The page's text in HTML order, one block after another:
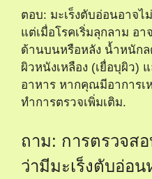
ตอบ: มะเร็งตับอ่อนอาจไ
แต่เมื่อโรคเริ่มลุกลาม อ
ด้านบนหรือหลัง น้ำหนักล
ผิวหนังเหลือง (เยื่อบุผิว)
อาหาร หากคุณมีอาการเ
ทำการตรวจเพิ่มเติม.
ถาม: การตรวจส
ว่ามีมะเร็งตับอ่อน